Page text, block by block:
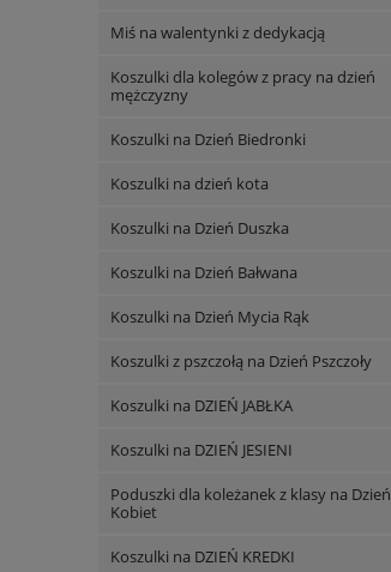
Miś na walentynki z dedykacją
Koszulki dla kolegów z pracy na dzień
mężczyzny
Koszulki na Dzień Biedronki
Koszulki na dzień kota
Koszulki na Dzień Duszka
Koszulki na Dzień Bałwana
Koszulki na Dzień Mycia Rąk
Koszulki z pszczołą na Dzień Pszczoły
Koszulki na DZIEŃ JABŁKA
Koszulki na DZIEŃ JESIENI
Poduszki dla koleżanek z klasy na Dzień
Kobiet
Koszulki na DZIEŃ KREDKI